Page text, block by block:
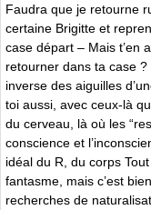
Faudra que je retourne
certaine Brigitte et
case départ – Mais t’en
retourner dans ta case
inverse des aiguilles
toi aussi, avec ceux-là
du cerveau, là où les
conscience et
idéal du R, du corps
fantasme, mais c’est
recherches de